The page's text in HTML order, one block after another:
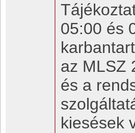
05:00 és
az MLSZ
és a
kiesések